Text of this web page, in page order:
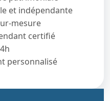
et indépendante
mesure
certifié
personnalisé